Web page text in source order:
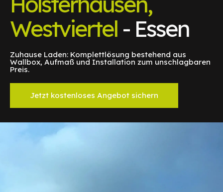
Westviertel - Essen
Zuhause Laden: Komplettlösung bestehend aus
Wallbox, Aufmaß und Installation zum unschlagbaren
Preis.
Jetzt kostenloses Angebot sichern